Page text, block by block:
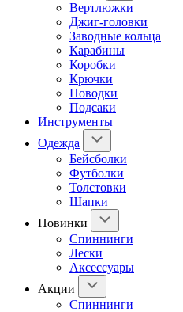
Вертлюжки
Джиг-головки
Заводные кольца
Карабины
Коробки
Крючки
Поводки
Подсаки
Инструменты
Одежда
Бейсболки
Футболки
Толстовки
Шапки
Новинки
Спиннинги
Лески
Аксессуары
Акции
Спиннинги